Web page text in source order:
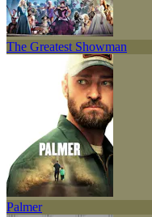
The Greatest Showman
Palmer